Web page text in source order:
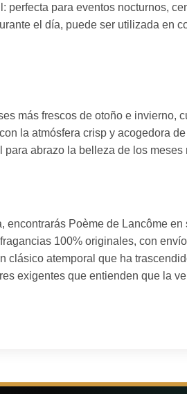
perfecta para eventos nocturnos,
el día, puede ser utilizada en
más frescos de otoño e invierno,
la atmósfera crisp y acogedora
abrazo la belleza de los meses
encontrarás Poème de Lancôme
100% originales, con
clásico atemporal que ha
exigentes que entienden que la